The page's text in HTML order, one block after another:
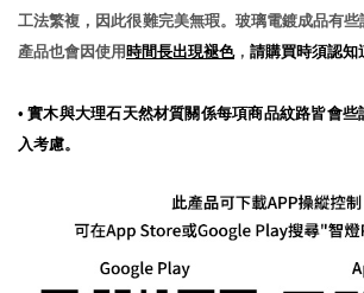
工法繁複，因此很難完美無瑕。玻璃電鍍成品有些
產品也會因使用時間長出現褪色， 請購買時須認知
• 實木與大理石天然材質關係每項商品紋路皆會些
入考慮。